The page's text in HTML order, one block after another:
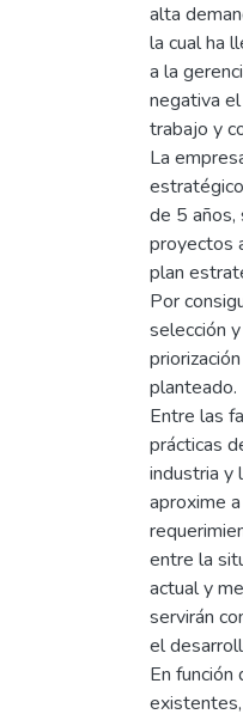
alta
la cual ha
a la
negativa
trabajo y
La
de 5 años,
proyectos
plan
Por
selección y
planteado.
Entre las
prácticas
industria y
aproxime
entre la
actual y
servirán
el
En